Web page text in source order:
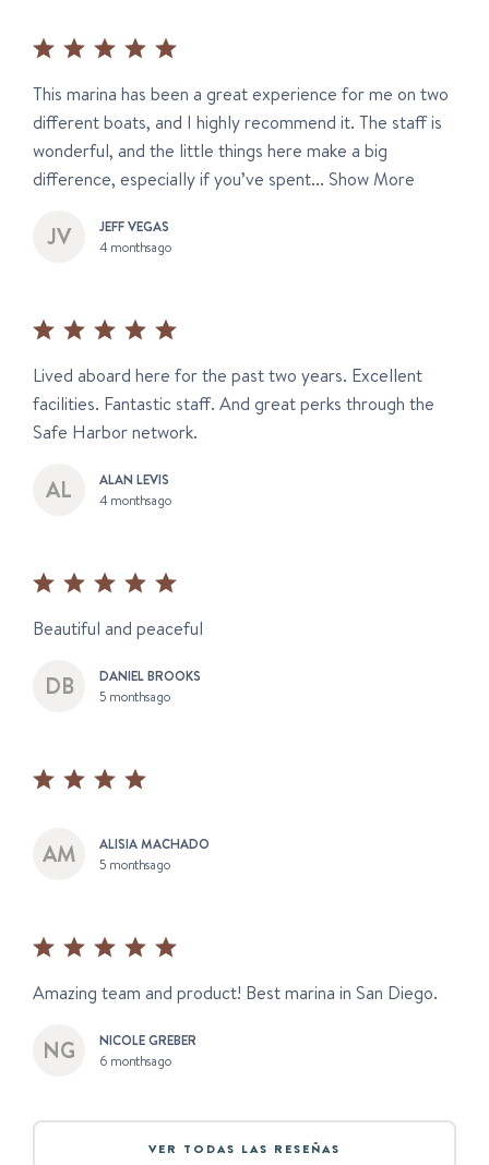
This marina has been a great experience for me on two
different boats, and I highly recommend it. The staff is
wonderful, and the little things here make a big
difference, especially if you’ve spent... Show More
JEFF VEGAS
4 months ago
Lived aboard here for the past two years. Excellent
facilities. Fantastic staff. And great perks through the
Safe Harbor network.
ALAN LEVIS
4 months ago
Beautiful and peaceful
DANIEL BROOKS
5 months ago
ALISIA MACHADO
5 months ago
Amazing team and product! Best marina in San Diego.
NICOLE GREBER
6 months ago
VER TODAS LAS RESEÑAS